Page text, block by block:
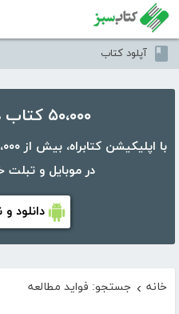
آپلود کتاب
۵۰،۰۰۰ کتاب در موبایل شما
در موبایل و تبلت
دانلود
خانه › جستجو: فواید مطالعه